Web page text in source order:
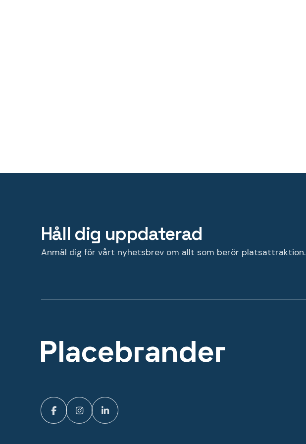
Håll dig uppdaterad
Anmäl dig för vårt nyhetsbrev om allt som berör platsattraktion.